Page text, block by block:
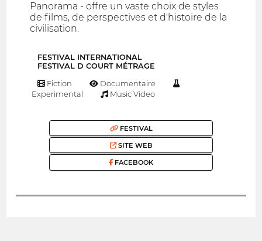
Panorama - offre un vaste choix de styles
de films, de perspectives et d'histoire de la
civilisation.
FESTIVAL INTERNATIONAL
FESTIVAL D COURT MÉTRAGE
Fiction
Documentaire
Experimental
Music Video
FESTIVAL
SITE WEB
FACEBOOK